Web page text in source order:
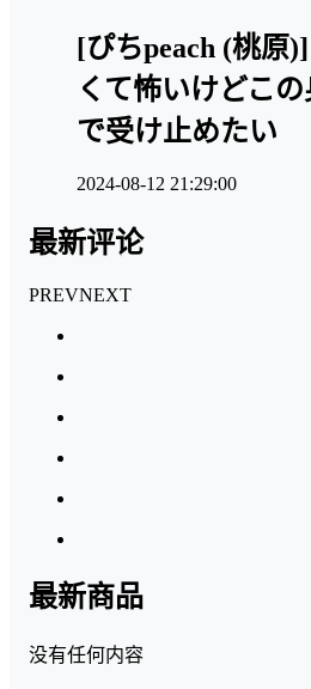
[ぴちpeach (桃原
くて怖いけどこ
で受け止めたい
2024-08-12 21:29:00
最新评论
PREVNEXT
最新商品
没有任何内容